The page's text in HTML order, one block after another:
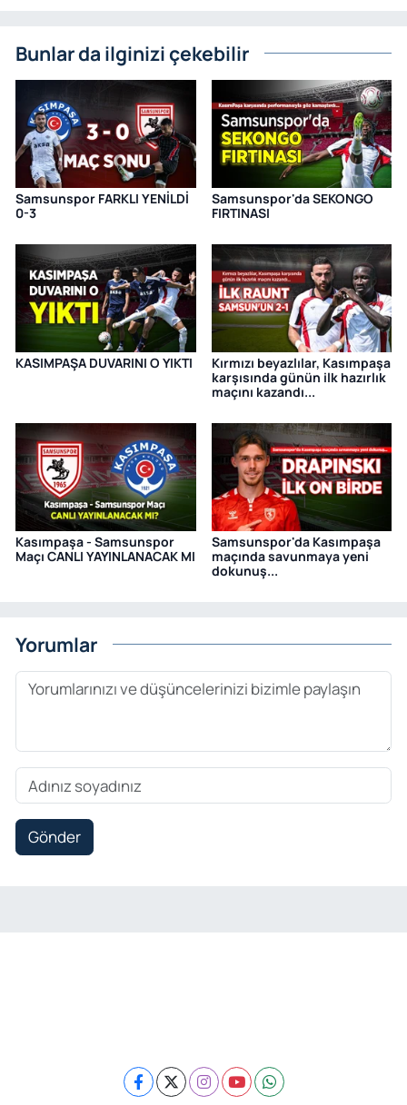
Bunlar da ilginizi çekebilir
Samsunspor FARKLI YENİLDİ
0-3
Samsunspor'da SEKONGO
FIRTINASI
KASIMPAŞA DUVARINI O YIKTI
Kırmızı beyazlılar, Kasımpaşa
karşısında günün ilk hazırlık
maçını kazandı...
Kasımpaşa - Samsunspor
Maçı CANLI YAYINLANACAK MI
Samsunspor'da Kasımpaşa
maçında savunmaya yeni
dokunuş...
Yorumlar
Gönder